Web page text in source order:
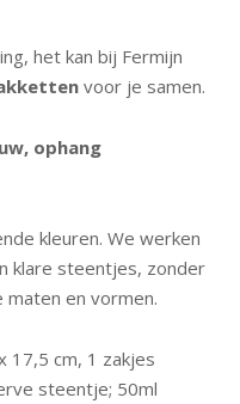
het kan bij Fermijn
voor je samen.
ophang
kleuren. We werken
klare steentjes, zonder
maten en vormen.
17,5 cm, 1 zakjes
steentje; 50ml